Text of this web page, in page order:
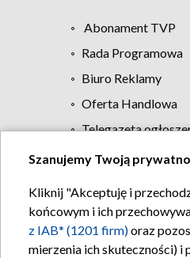
Abonament TVP
Rada Programowa
Biuro Reklamy
Oferta Handlowa
Telegazeta
Szanujemy Twoją
Kliknij "Akceptuję i
końcowym i ich
z IAB* (1201 firm)oraz
mierzenia ich skuteczności) i